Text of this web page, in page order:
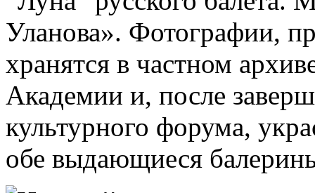
Уланова». Фотографии,
хранятся в частном
Академии и, после
культурного форума,
обе выдающиеся